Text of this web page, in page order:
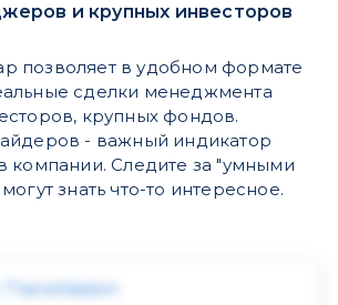
и крупных инвесторов
позволяет в удобном формате
сделки менеджмента
крупных фондов.
- важный индикатор
компании. Следите за "умными
знать что-то интересное.
Transmission